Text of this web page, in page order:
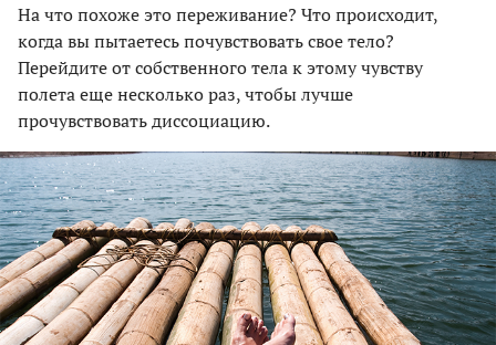
На что похоже это переживание? Что происходит,
когда вы пытаетесь почувствовать свое тело?
Перейдите от собственного тела к этому чувству
полета еще несколько раз, чтобы лучше
прочувствовать диссоциацию.